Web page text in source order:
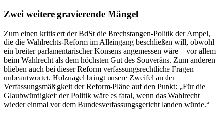
Zwei weitere gravierende Mängel
Zum einen kritisiert der BdSt die Brechstangen-Politik der Ampel,
die die Wahlrechts-Reform im Alleingang beschließen will, obwohl
ein breiter parlamentarischer Konsens angemessen wäre – vor allem
beim Wahlrecht als dem höchsten Gut des Souveräns. Zum anderen
blieben auch bei dieser Reform verfassungsrechtliche Fragen
unbeantwortet. Holznagel bringt unsere Zweifel an der
Verfassungsmäßigkeit der Reform-Pläne auf den Punkt: „Für die
Glaubwürdigkeit der Politik wäre es fatal, wenn das Wahlrecht
wieder einmal vor dem Bundesverfassungsgericht landen würde.“